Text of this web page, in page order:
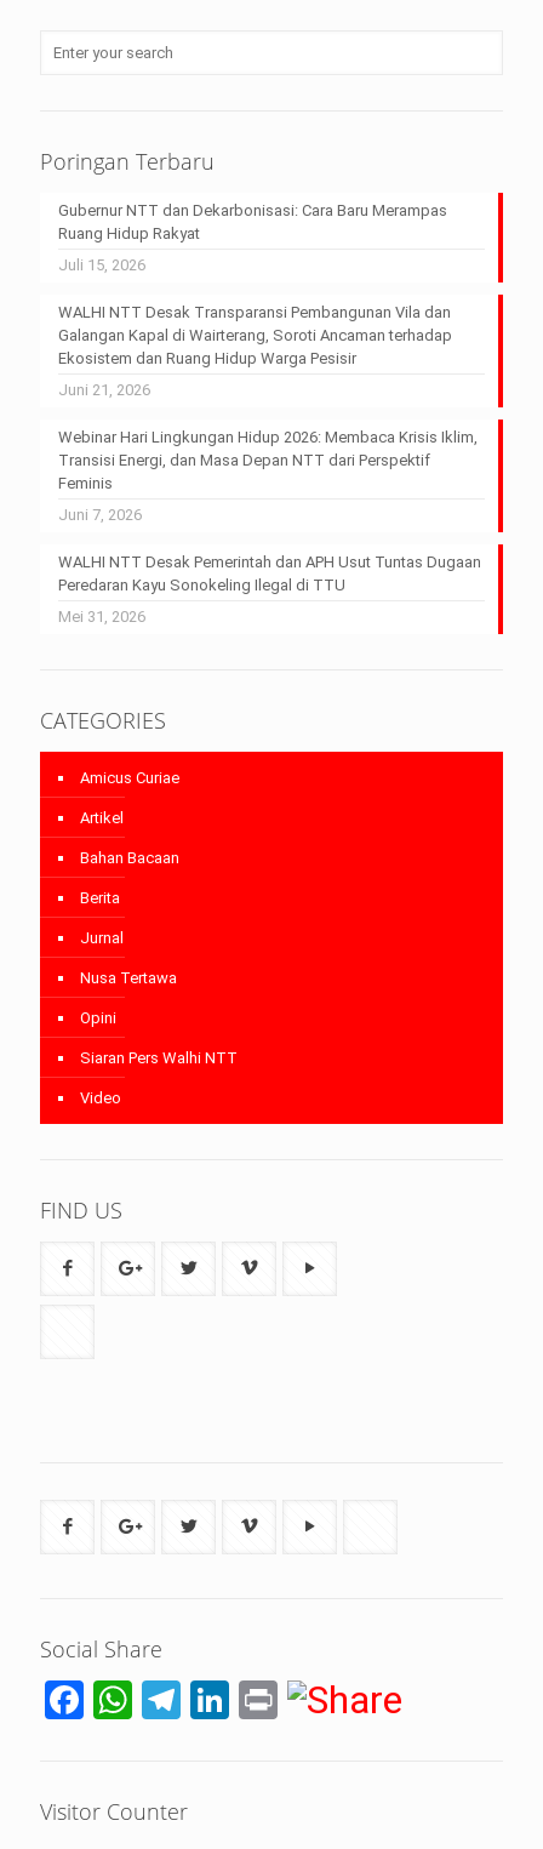
Poringan Terbaru
Gubernur NTT dan Dekarbonisasi: Cara Baru Merampas
Ruang Hidup Rakyat
Juli 15, 2026
WALHI NTT Desak Transparansi Pembangunan Vila dan
Galangan Kapal di Wairterang, Soroti Ancaman terhadap
Ekosistem dan Ruang Hidup Warga Pesisir
Juni 21, 2026
Webinar Hari Lingkungan Hidup 2026: Membaca Krisis Iklim,
Transisi Energi, dan Masa Depan NTT dari Perspektif
Feminis
Juni 7, 2026
WALHI NTT Desak Pemerintah dan APH Usut Tuntas Dugaan
Peredaran Kayu Sonokeling Ilegal di TTU
Mei 31, 2026
CATEGORIES
Amicus Curiae
Artikel
Bahan Bacaan
Berita
Jurnal
Nusa Tertawa
Opini
Siaran Pers Walhi NTT
Video
FIND US
Social Share
Facebook
WhatsApp
Telegram
LinkedIn
Print
Visitor Counter